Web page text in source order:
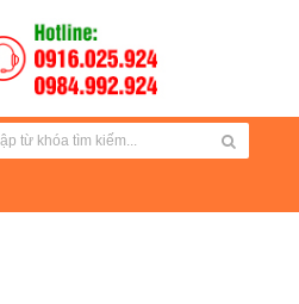
CUNG CẤP ĐÈN CHIẾU SÁNG